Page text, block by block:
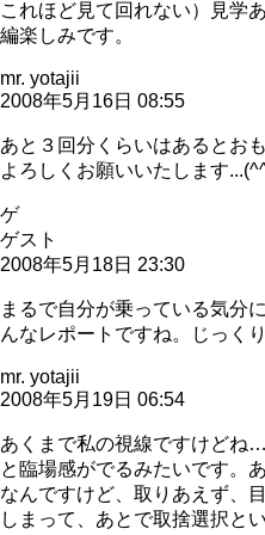
これほど見て回れない）見学
編楽しみです。
mr. yotajii
2008年5月16日 08:55
あと３回分くらいはあるとお
よろしくお願いいたします
ゲ
ゲスト
2008年5月18日 23:30
まるで自分が乗っている気分
んなレポートですね。じっくり
mr. yotajii
2008年5月19日 06:54
あくまで私の視線ですけどね
と臨場感がでるみたいです。
なんですけど、取りあえず、
しまって、あとで取捨選択と